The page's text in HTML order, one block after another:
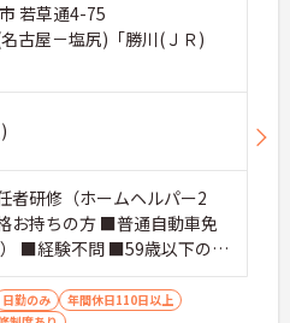
の福利厚生】
末手当の支給があり
も安心できる待遇が
活かせる環境】
当者が丁寧にサポ
しく働くことができ
若草通4-75
古屋－塩尻)「勝川(ＪＲ)
者研修（ホームヘルパー2
お持ちの方 ■普通自動車免
■経験不問 ■59歳以下の方
のため）
日勤のみ
年間休日110日以上